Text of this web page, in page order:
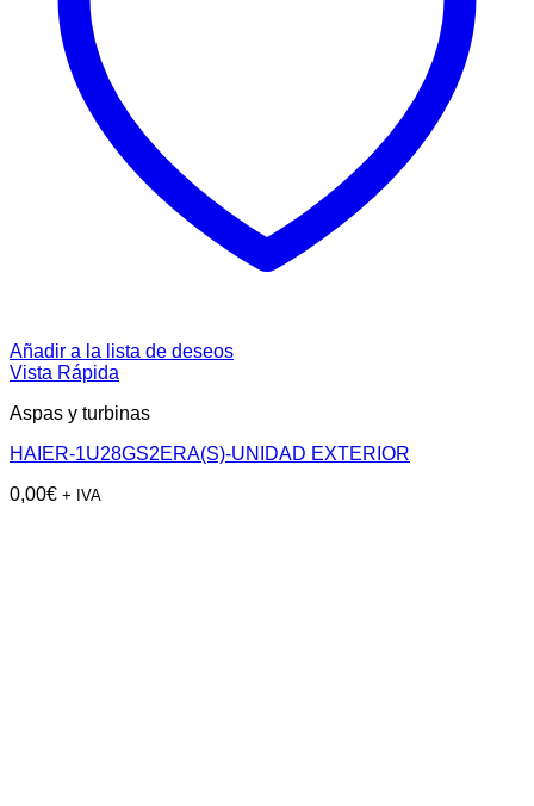
Añadir a la lista de deseos
Vista Rápida
Aspas y turbinas
HAIER-1U28GS2ERA(S)-UNIDAD EXTERIOR
0,00€ + IVA